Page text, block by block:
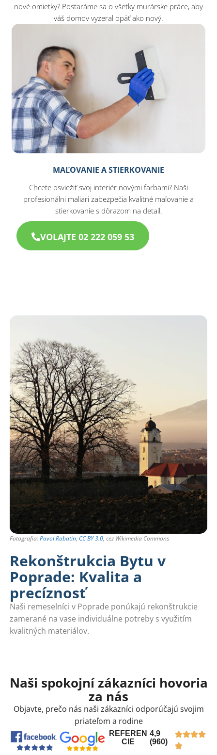
nové omietky? Postaráme sa o všetky murárske práce, aby
váš domov vyzeral opäť ako nový.
MAĽOVANIE A STIERKOVANIE
Chcete osviežiť svoj interiér novými farbami? Naši
profesionálni maliari zabezpečia kvalitné maľovanie a
stierkovanie s dôrazom na detail.
VOLAJTE 02 222 059 53
Fotografia:Pavol Rabatin, CC BY 3.0, cez Wikimedia Commons
Rekonštrukcia Bytu v
Poprade: Kvalita a
precíznosť
Naši remeselníci v Poprade ponúkajú rekonštrukcie
zamerané na vase individuálne potreby s využitím
kvalitných materiálov.
Naši spokojní zákazníci hovoria
za nás
Objavte, prečo nás naši zákazníci odporúčajú svojim
priateľom a rodine
REFEREN
CIE
4,9
(960)